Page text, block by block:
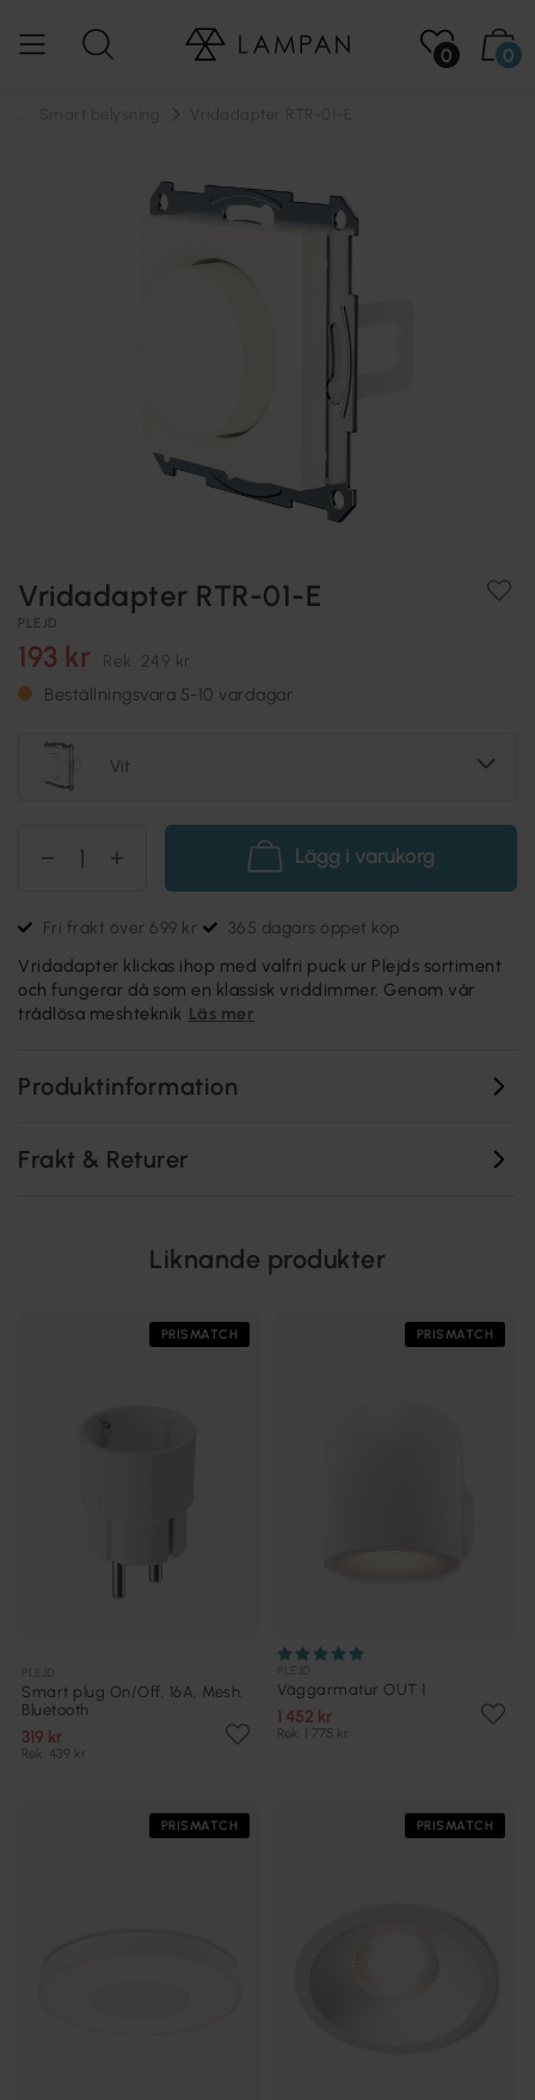
0 0
Vridadapter RTR-01-E
PLEJD
193 kr Rek. 249 kr
Beställningsvara 5-10 vardagar
Vit
Lägg i varukorg
Fri frakt över 699 kr 365 dagars öppet köp
Vridadapter klickas ihop med valfri puck ur Plejds sortiment
och fungerar då som en klassisk vriddimmer. Genom vår
trådlösa meshteknik Läs mer
Produktinformation
Frakt & Returer
Liknande produkter
PRISMATCH
Smart plug On/Off, 16A, Mesh,
Bluetooth
319 kr
Rek. 439 kr
PRISMATCH
Väggarmatur OUT 1
1 452 kr
Rek. 1 775 kr
PRISMATCH PRISMATCH